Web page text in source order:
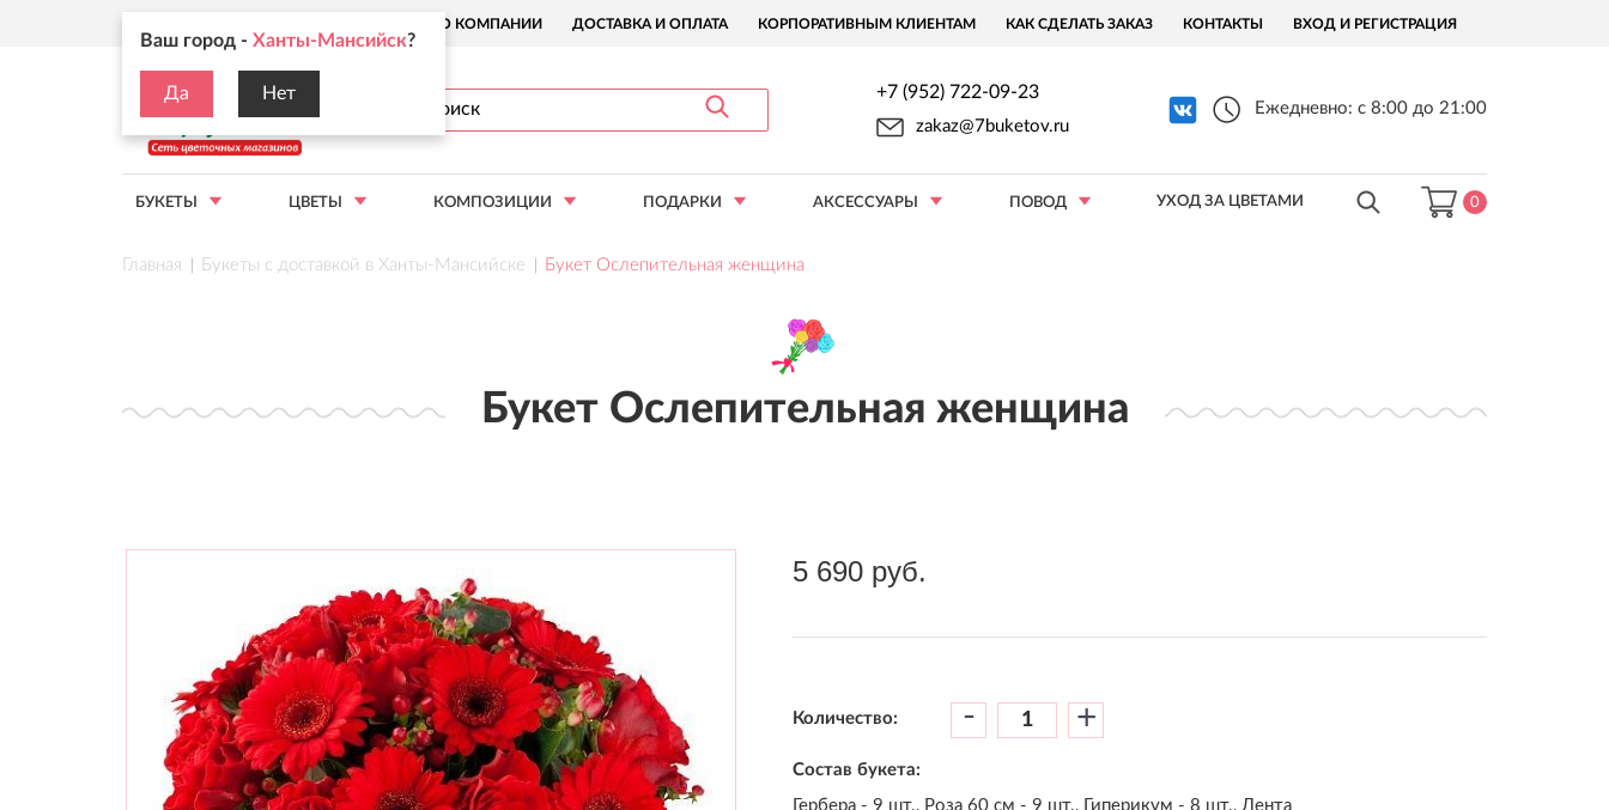
Ваш город - Ханты-Мансийск?
Да Нет
О КОМПАНИИ ДОСТАВКА И ОПЛАТА КОРПОРАТИВНЫМ КЛИЕНТАМ КАК СДЕЛАТЬ ЗАКАЗ КОНТАКТЫ ВХОД И РЕГИСТРАЦИЯ
+7 (952) 722-09-23
zakaz@7buketov.ru
Ежедневно: с 8:00 до 21:00
БУКЕТЫ ЦВЕТЫ КОМПОЗИЦИИ ПОДАРКИ АКСЕССУАРЫ ПОВОД УХОД ЗА ЦВЕТАМИ 0
Главная Букеты с доставкой в Ханты-Мансийске Букет Ослепительная женщина
Букет Ослепительная женщина
5 690 руб.
Количество: - +
Состав букета:
Гербера - 9 шт., Роза 60 см - 9 шт., Гиперикум - 8 шт., Лента